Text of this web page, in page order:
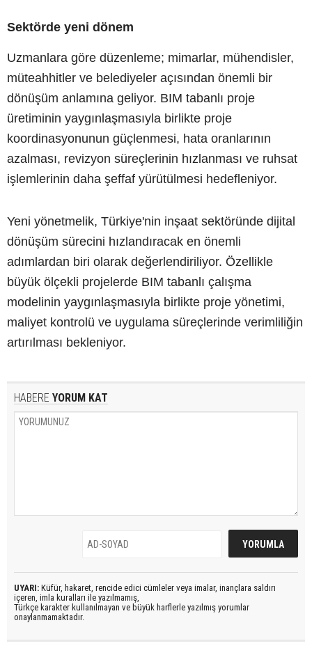
Sektörde yeni dönem
Uzmanlara göre düzenleme; mimarlar, mühendisler,
müteahhitler ve belediyeler açısından önemli bir
dönüşüm anlamına geliyor. BIM tabanlı proje
üretiminin yaygınlaşmasıyla birlikte proje
koordinasyonunun güçlenmesi, hata oranlarının
azalması, revizyon süreçlerinin hızlanması ve ruhsat
işlemlerinin daha şeffaf yürütülmesi hedefleniyor.
Yeni yönetmelik, Türkiye'nin inşaat sektöründe dijital
dönüşüm sürecini hızlandıracak en önemli
adımlardan biri olarak değerlendiriliyor. Özellikle
büyük ölçekli projelerde BIM tabanlı çalışma
modelinin yaygınlaşmasıyla birlikte proje yönetimi,
maliyet kontrolü ve uygulama süreçlerinde verimliliğin
artırılması bekleniyor.
HABERE YORUM KAT
UYARI: Küfür, hakaret, rencide edici cümleler veya imalar, inançlara saldırı
içeren, imla kuralları ile yazılmamış,
Türkçe karakter kullanılmayan ve büyük harflerle yazılmış yorumlar
onaylanmamaktadır.